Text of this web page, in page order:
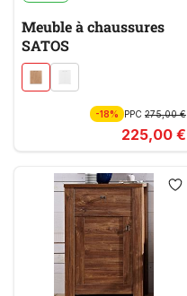
Meuble à chaussures
SATOS
-18% PPC 275,00 €
225,00 €